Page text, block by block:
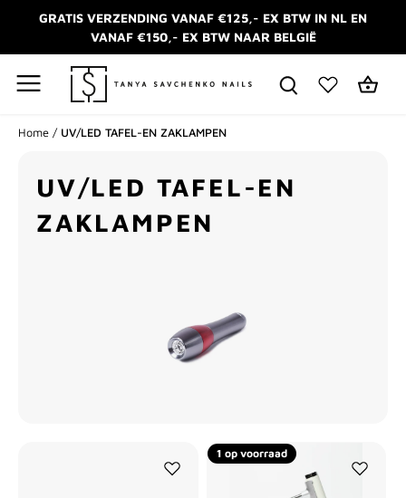
GRATIS VERZENDING VANAF €125,- EX BTW IN NL EN
VANAF €150,- EX BTW NAAR BELGIË
Home / UV/LED TAFEL-EN ZAKLAMPEN
UV/LED TAFEL-EN
ZAKLAMPEN
1 op voorraad